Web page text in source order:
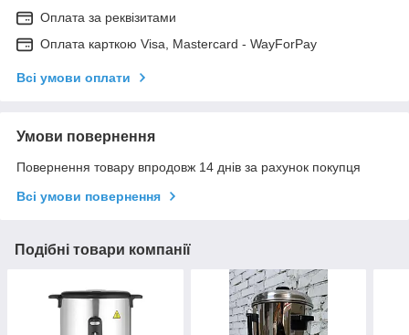
Оплата за реквізитами
Оплата карткою Visa, Mastercard - WayForPay
Всі умови оплати
Умови повернення
Повернення товару впродовж 14 днів за рахунок покупця
Всі умови повернення
Подібні товари компанії